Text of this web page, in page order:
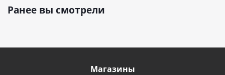
Ранее вы смотрели
Магазины